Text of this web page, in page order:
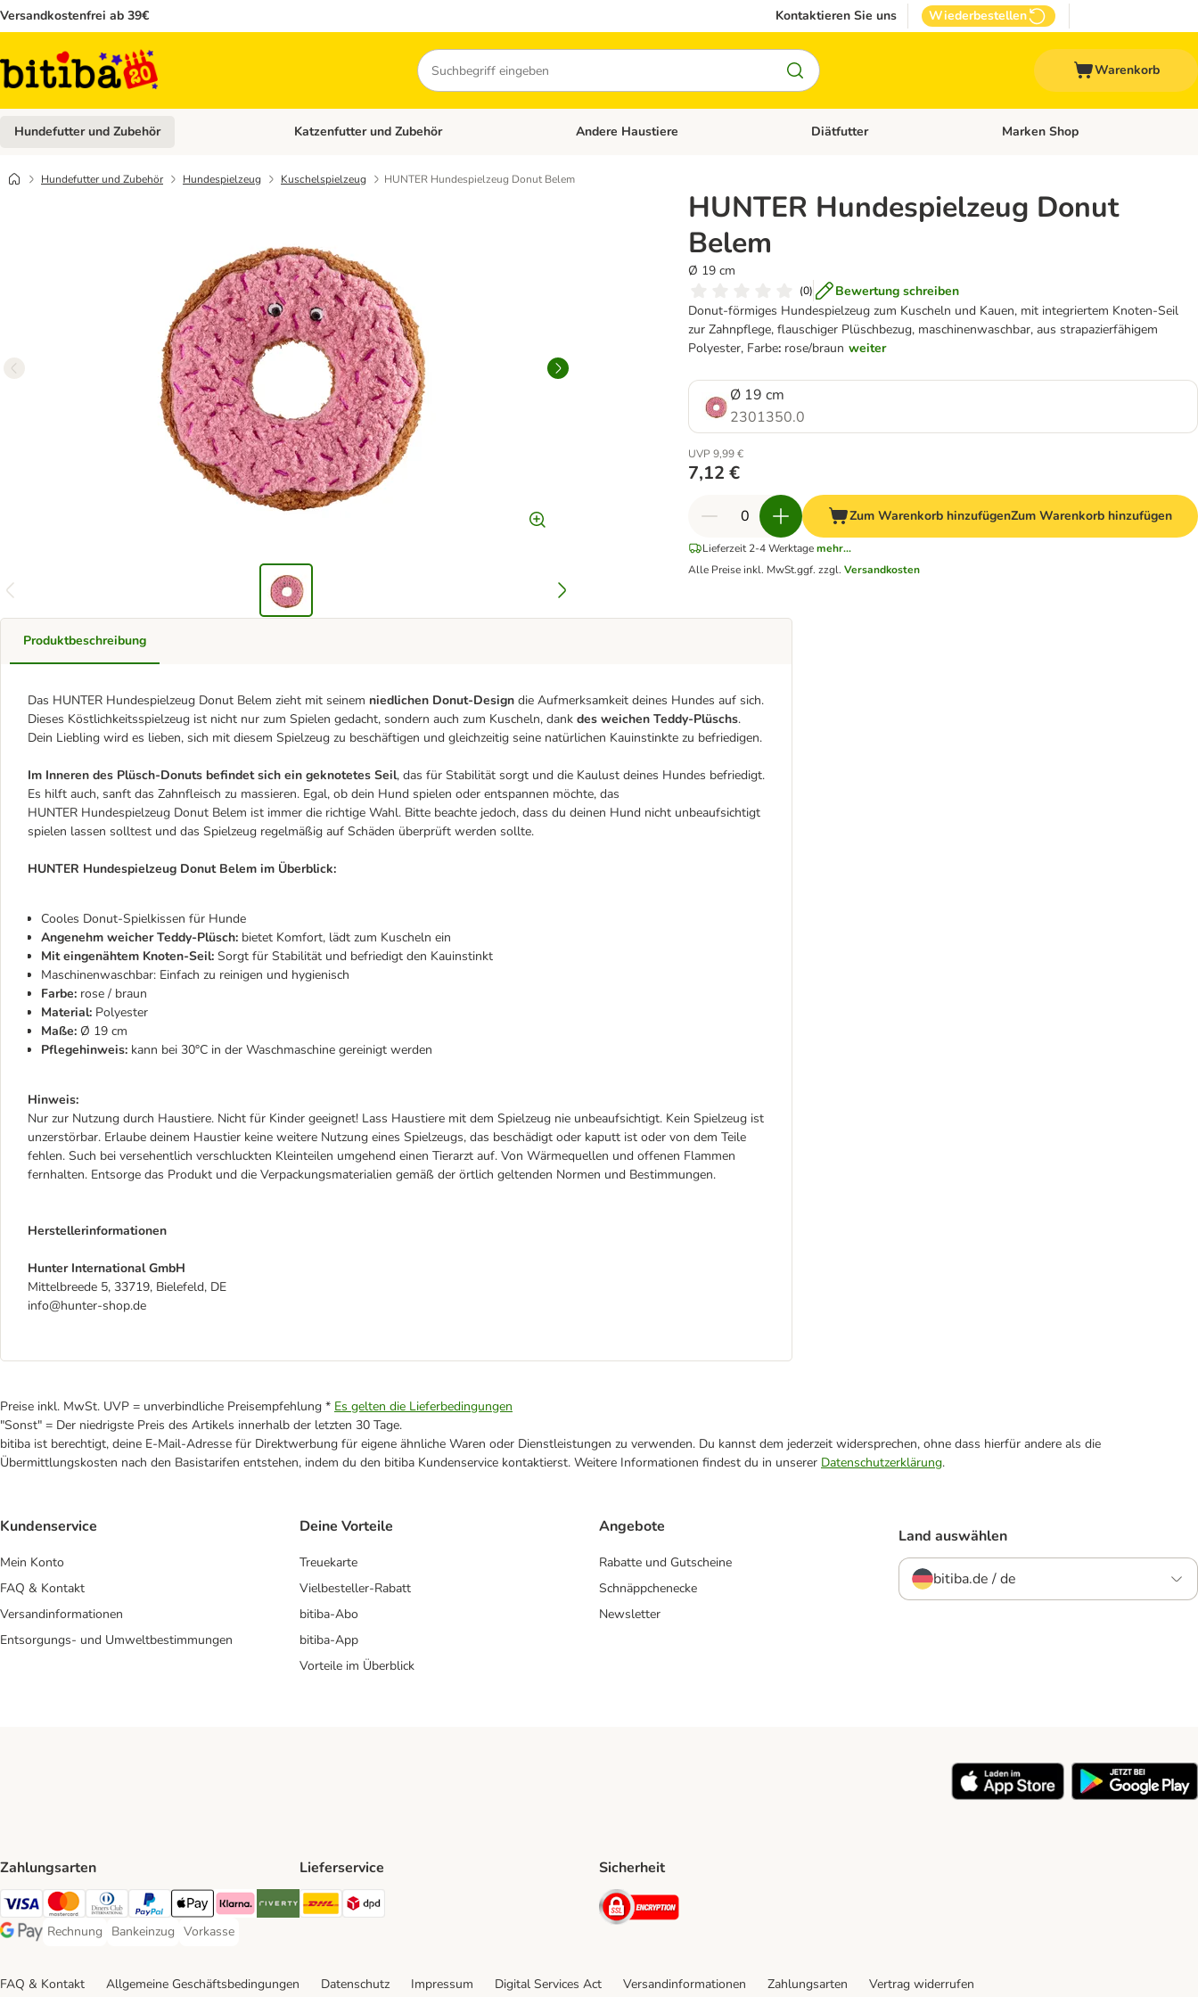
Versandkostenfrei ab 39€ Kontaktieren Sie uns Wiederbestellen
Suchen
Warenkorb
Hundefutter und Zubehör Kategorie-Menü öffnen: Hundefutter und Zubehör
Katzenfutter und Zubehör Kategorie-Menü öffnen: Katzenfutter und Zubehör
Andere Haustiere Kategorie-Menü öffnen: Andere Haustiere
Diätfutter Kategorie-Menü öffnen: Diätfutter
Marken Shop
Hundefutter und Zubehör Hundespielzeug Kuschelspielzeug HUNTER Hundespielzeug Donut Belem
HUNTER Hundespielzeug Donut
Belem
Ø 19 cm
(0)
Bewertung schreiben
Donut-förmiges Hundespielzeug zum Kuscheln und Kauen, mit integriertem Knoten-Seil
zur Zahnpflege, flauschiger Plüschbezug, maschinenwaschbar, aus strapazierfähigem
Polyester, Farbe: rose/braun weiter
Ø 19 cm
2301350.0
UVP 9,99 €
7,12 €
Zum Warenkorb hinzufügenZum Warenkorb hinzufügen
Lieferzeit 2-4 Werktage mehr...
Alle Preise inkl. MwSt.ggf. zzgl.Versandkosten
Produktbeschreibung
Das HUNTER Hundespielzeug Donut Belem zieht mit seinem niedlichen Donut-Design die Aufmerksamkeit deines Hundes auf sich.
Dieses Köstlichkeitsspielzeug ist nicht nur zum Spielen gedacht, sondern auch zum Kuscheln, dank des weichen Teddy-Plüschs.
Dein Liebling wird es lieben, sich mit diesem Spielzeug zu beschäftigen und gleichzeitig seine natürlichen Kauinstinkte zu befriedigen.
Im Inneren des Plüsch-Donuts befindet sich ein geknotetes Seil, das für Stabilität sorgt und die Kaulust deines Hundes befriedigt.
Es hilft auch, sanft das Zahnfleisch zu massieren. Egal, ob dein Hund spielen oder entspannen möchte, das
HUNTER Hundespielzeug Donut Belem ist immer die richtige Wahl. Bitte beachte jedoch, dass du deinen Hund nicht unbeaufsichtigt
spielen lassen solltest und das Spielzeug regelmäßig auf Schäden überprüft werden sollte.
HUNTER Hundespielzeug Donut Belem im Überblick:
Cooles Donut-Spielkissen für Hunde
Angenehm weicher Teddy-Plüsch: bietet Komfort, lädt zum Kuscheln ein
Mit eingenähtem Knoten-Seil: Sorgt für Stabilität und befriedigt den Kauinstinkt
Maschinenwaschbar: Einfach zu reinigen und hygienisch
Farbe: rose / braun
Material: Polyester
Maße: Ø 19 cm
Pflegehinweis: kann bei 30°C in der Waschmaschine gereinigt werden
Hinweis:
Nur zur Nutzung durch Haustiere. Nicht für Kinder geeignet! Lass Haustiere mit dem Spielzeug nie unbeaufsichtigt. Kein Spielzeug ist
unzerstörbar. Erlaube deinem Haustier keine weitere Nutzung eines Spielzeugs, das beschädigt oder kaputt ist oder von dem Teile
fehlen. Such bei versehentlich verschluckten Kleinteilen umgehend einen Tierarzt auf. Von Wärmequellen und offenen Flammen
fernhalten. Entsorge das Produkt und die Verpackungsmaterialien gemäß der örtlich geltenden Normen und Bestimmungen.
Herstellerinformationen
Hunter International GmbH
Mittelbreede 5, 33719, Bielefeld, DE
info@hunter-shop.de
Preise inkl. MwSt. UVP = unverbindliche Preisempfehlung * Es gelten die Lieferbedingungen
"Sonst" = Der niedrigste Preis des Artikels innerhalb der letzten 30 Tage.
bitiba ist berechtigt, deine E-Mail-Adresse für Direktwerbung für eigene ähnliche Waren oder Dienstleistungen zu verwenden. Du kannst dem jederzeit widersprechen, ohne dass hierfür andere als die
Übermittlungskosten nach den Basistarifen entstehen, indem du den bitiba Kundenservice kontaktierst. Weitere Informationen findest du in unserer Datenschutzerklärung.
Kundenservice
Mein Konto
FAQ & Kontakt
Versandinformationen
Entsorgungs- und Umweltbestimmungen
Deine Vorteile
Treuekarte
Vielbesteller-Rabatt
bitiba-Abo
bitiba-App
Vorteile im Überblick
Angebote
Rabatte und Gutscheine
Schnäppchenecke
Newsletter
Land auswählen
bitiba.de / de
Zahlungsarten
Visa Payment Method
Mastercard Payment Method
Diners Club Payment Method
PayPal Payment Method
Apple Pay Payment Method
Klarna Payment Method
Riverty Payment Method
Google Pay Payment Method
Rechnung
Rechnung Payment Method
Bankeinzug
Bankeinzug Payment Method
Vorkasse
Vorkasse Payment Method
Lieferservice
DHL Shipping Method
Sicherheit
Security
FAQ & Kontakt Allgemeine Geschäftsbedingungen Datenschutz Impressum Digital Services Act Versandinformationen Zahlungsarten Vertrag widerrufen